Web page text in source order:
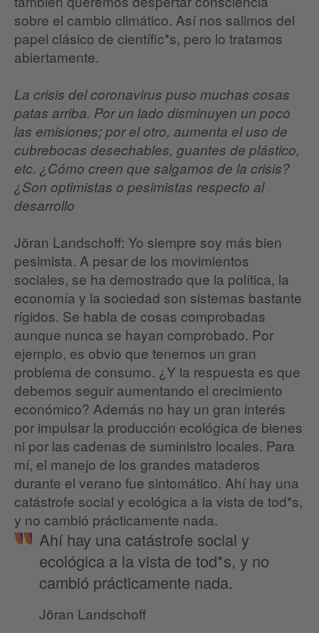
sobre el cambio climático. Así nos salimos del
papel clásico de científic*s, pero lo tratamos
abiertamente.
La crisis del coronavirus puso muchas cosas
patas arriba. Por un lado disminuyen un poco
las emisiones; por el otro, aumenta el uso de
cubrebocas desechables, guantes de plástico,
etc. ¿Cómo creen que salgamos de la crisis?
¿Son optimistas o pesimistas respecto al
desarrollo
Jöran Landschoff: Yo siempre soy más bien
pesimista. A pesar de los movimientos
sociales, se ha demostrado que la política, la
economía y la sociedad son sistemas bastante
rígidos. Se habla de cosas comprobadas
aunque nunca se hayan comprobado. Por
ejemplo, es obvio que tenemos un gran
problema de consumo. ¿Y la respuesta es que
debemos seguir aumentando el crecimiento
económico? Además no hay un gran interés
por impulsar la producción ecológica de bienes
ni por las cadenas de suministro locales. Para
mí, el manejo de los grandes mataderos
durante el verano fue sintomático. Ahí hay una
catástrofe social y ecológica a la vista de tod*s,
y no cambió prácticamente nada.
Ahí hay una catástrofe social y
ecológica a la vista de tod*s, y no
cambió prácticamente nada.
Jöran Landschoff